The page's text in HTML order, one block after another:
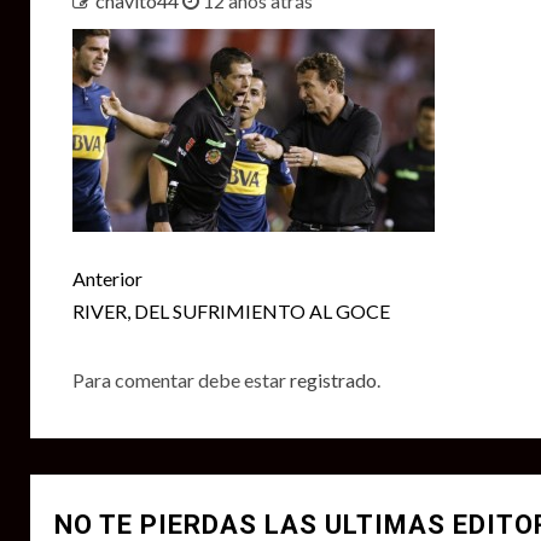
Seguir
leyendo
Anterior
RIVER, DEL SUFRIMIENTO AL GOCE
Para comentar debe estarregistrado.
NO TE PIERDAS LAS ULTIMAS